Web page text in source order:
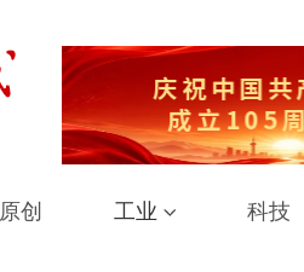
原创 工业 科技